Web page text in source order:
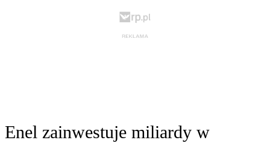
Enel zainwestuje miliardy w